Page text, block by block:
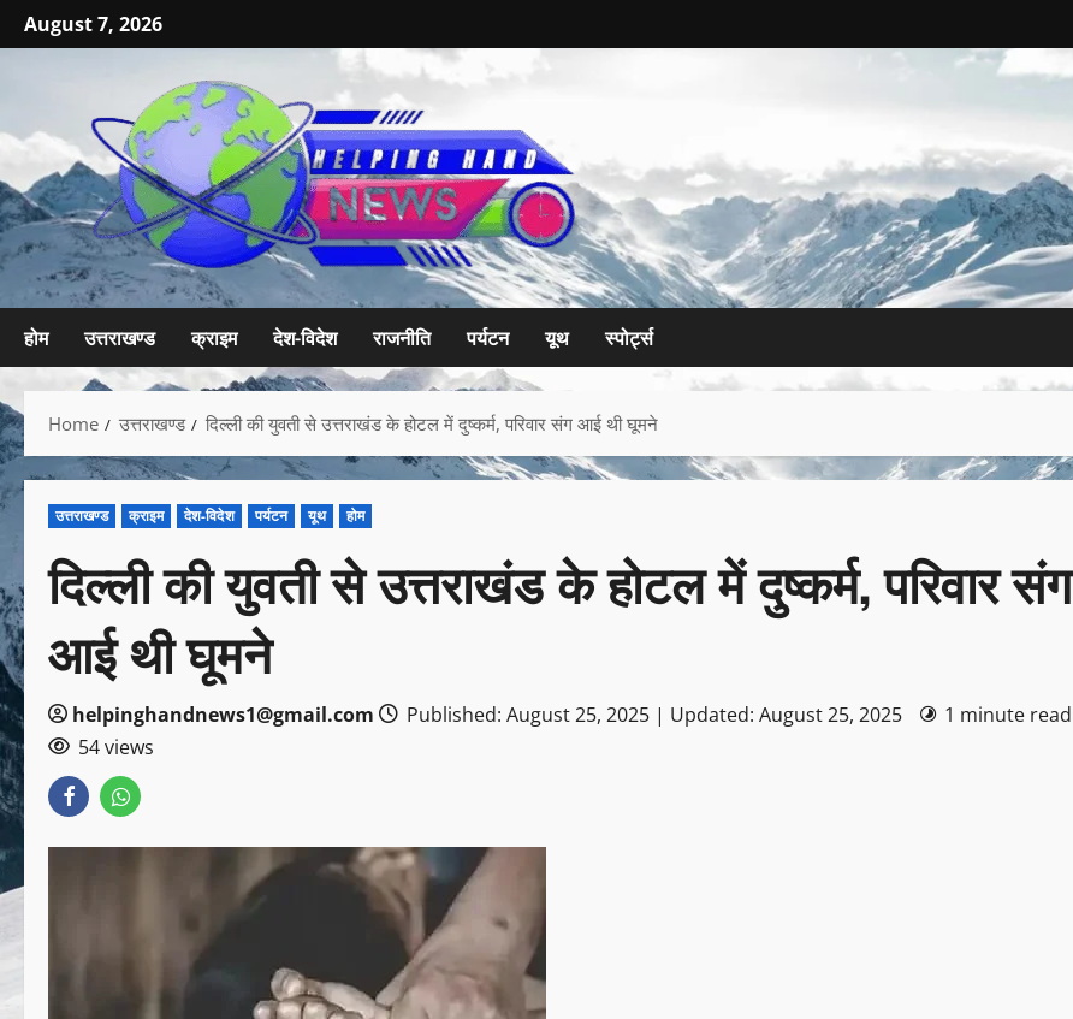
August 7, 2026
होम उत्तराखण्ड क्राइम देश-विदेश राजनीति पर्यटन यूथ स्पोर्ट्स
Home उत्तराखण्ड दिल्ली की युवती से उत्तराखंड के होटल में दुष्कर्म, परिवार संग आई थी घूमने
उत्तराखण्ड क्राइम देश-विदेश पर्यटन यूथ होम
दिल्ली की युवती से उत्तराखंड के होटल में दुष्कर्म, परिवार संग
आई थी घूमने
helpinghandnews1@gmail.com Published: August 25, 2025 | Updated: August 25, 2025
1 minute read
54 views